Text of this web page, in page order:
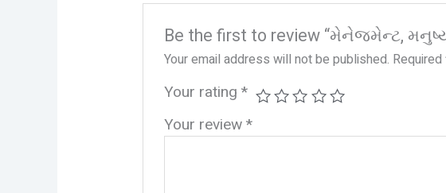
Be the first to review “મેનેજમેન્ટ,
Your email address will not be published.
Your rating*
Your review*